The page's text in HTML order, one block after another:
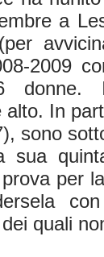
a
2009
donne.
alto. In
sono
sua
per
quali